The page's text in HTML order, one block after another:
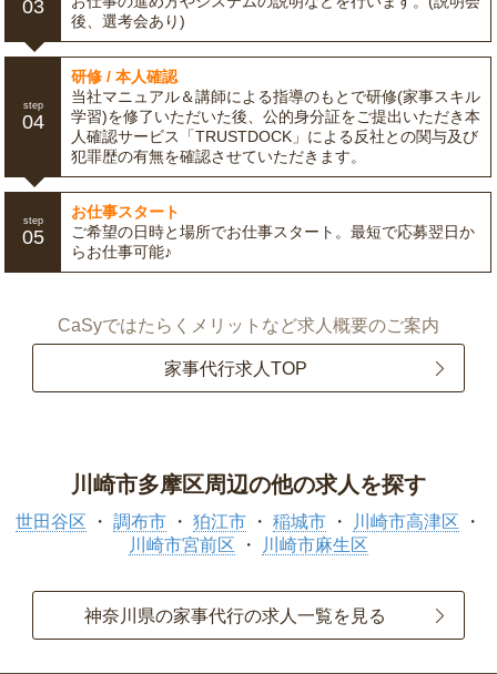
03
後、選考会あり)
step
04
研修 / 本人確認
当社マニュアル＆講師による指導のもとで研修(家事スキル
学習)を修了いただいた後、公的身分証をご提出いただき本
人確認サービス「TRUSTDOCK」による反社との関与及び
犯罪歴の有無を確認させていただきます。
step
05
お仕事スタート
ご希望の日時と場所でお仕事スタート。最短で応募翌日か
らお仕事可能♪
CaSyではたらくメリットなど求人概要のご案内
家事代行求人TOP
川崎市多摩区周辺の他の求人を探す
世田谷区 調布市 狛江市 稲城市
川崎市高津区
川崎市宮前区
川崎市麻生区
神奈川県の家事代行の求人一覧を見る